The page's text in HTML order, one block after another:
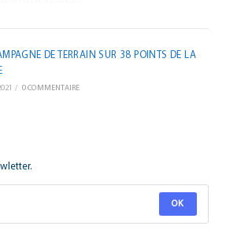
DE TERRAIN SUR 38 POINTS DE LA
/ 0 COMMENTAIRE
OK